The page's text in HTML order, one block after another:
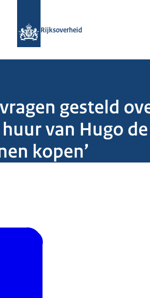
Rijksoverheid
gesteld
van Hugo
kopen’